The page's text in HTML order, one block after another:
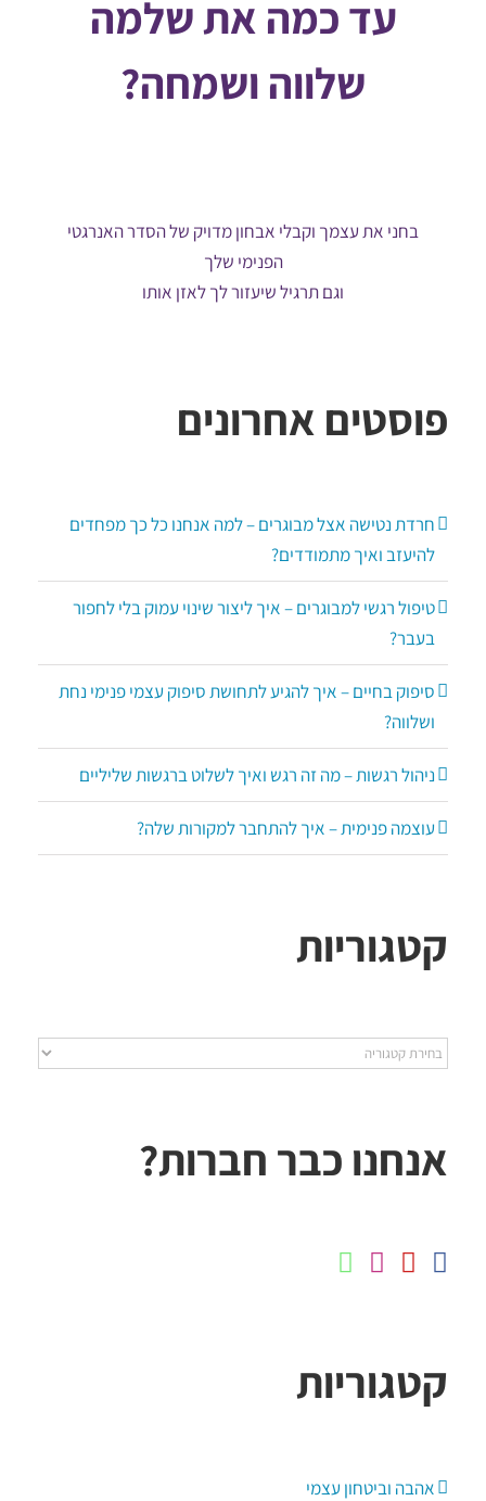
עד כמה את שלמה
שלווה ושמחה?
בחני את עצמך וקבלי אבחון מדויק של הסדר האנרגטי
הפנימי שלך
וגם תרגיל שיעזור לך לאזן אותו
פוסטים אחרונים
חרדת נטישה אצל מבוגרים – למה אנחנו כל כך מפחדים
להיעזב ואיך מתמודדים?
טיפול רגשי למבוגרים – איך ליצור שינוי עמוק בלי לחפור
בעבר?
סיפוק בחיים – איך להגיע לתחושת סיפוק עצמי פנימי נחת
ושלווה?
ניהול רגשות – מה זה רגש ואיך לשלוט ברגשות שליליים
עוצמה פנימית – איך להתחבר למקורות שלה?
קטגוריות
קטגוריות
אנחנו כבר חברות?
קטגוריות
אהבה וביטחון עצמי